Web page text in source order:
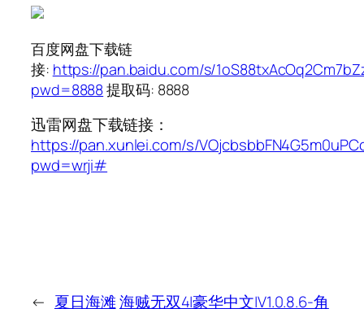
百度网盘下载链
接: https://pan.baidu.com/s/
pwd=8888提取码: 8888
迅雷网盘下载链接：
https://pan.xunlei.com/s/
pwd=wrji#
← 夏日海滩海贼无双4|豪华中文|V1.0.8.6-角